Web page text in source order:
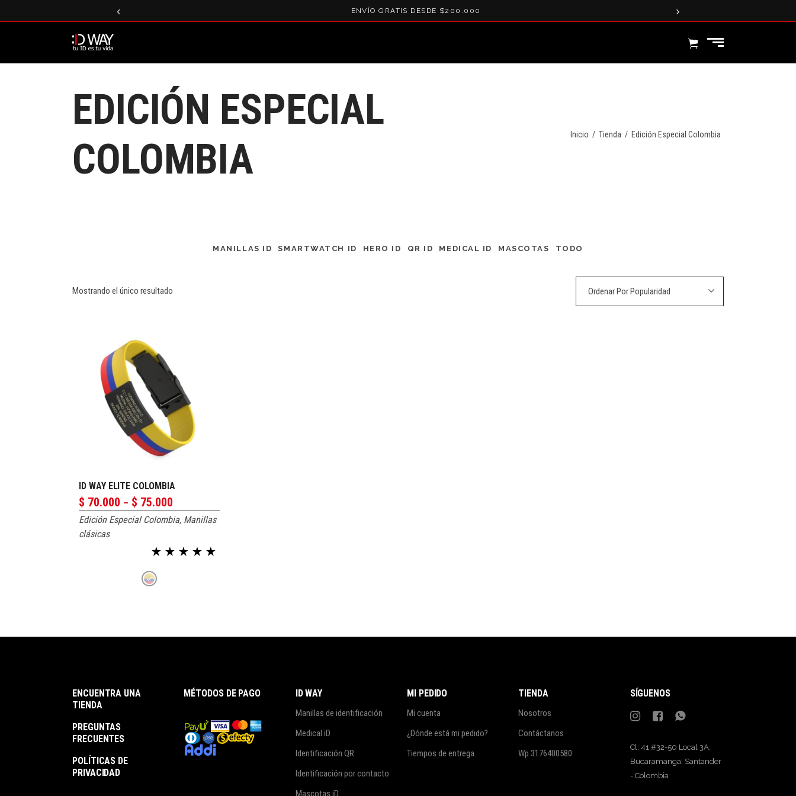
‹ ENVÍO GRATIS DESDE $200.000 ›
EDICIÓN ESPECIAL
COLOMBIA
Inicio / Tienda / Edición Especial Colombia
MANILLAS ID SMARTWATCH ID HERO ID QR ID MEDICAL ID MASCOTAS TODO
Mostrando el único resultado Ordenar Por Popularidad
PERSONALIZAR
ID WAY ELITE COLOMBIA
$ 70.000 – $ 75.000
range:
$ 70.000
$ 75.000
Edición Especial Colombia, Manillas
clásicas
ENCUENTRA UNA
TIENDA
PREGUNTAS
FRECUENTES
POLÍTICAS DE
PRIVACIDAD
MÉTODOS DE PAGO ID WAY
Manillas de identificación
Medical iD
Identificación QR
Identificación por contacto
Mascotas iD
MI PEDIDO
Mi cuenta
¿Dónde está mi pedido?
Tiempos de entrega
TIENDA
Nosotros
Contáctanos
Wp 3176400580
SÍGUENOS
Cl. 41 #32-50 Local 3A,
Bucaramanga, Santander
- Colombia